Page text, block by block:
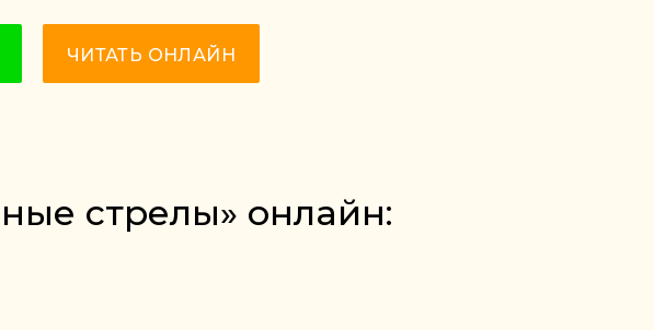
ЧИТАТЬ ОНЛАЙН
стрелы» онлайн: